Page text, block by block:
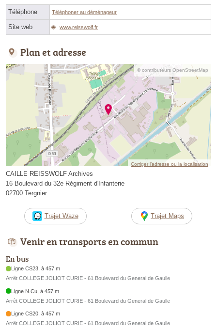
Téléphone Téléphoner au déménageur
Site web www.reisswolf.fr
Plan et adresse
© contributeurs OpenStreetMap
Corriger l’adresse ou la localisation
CAILLE REISSWOLF Archives
16 Boulevard du 32e Régiment d'Infanterie
02700 Tergnier
Trajet Waze Trajet Maps
Venir en transports en commun
En bus
Ligne CS23, à 457 m
Arrêt COLLEGE JOLIOT CURIE - 61 Boulevard du General de Gaulle
Ligne N.Cu, à 457 m
Arrêt COLLEGE JOLIOT CURIE - 61 Boulevard du General de Gaulle
Ligne CS20, à 457 m
Arrêt COLLEGE JOLIOT CURIE - 61 Boulevard du General de Gaulle